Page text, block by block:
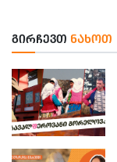
ᲒᲘᲠᲩᲔᲕᲗ ᲜᲐᲮᲝᲗ